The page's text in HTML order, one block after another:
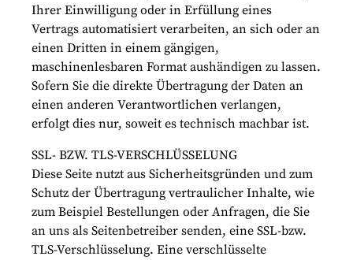
Ihrer Einwilligung oder in Erfüllung eines
Vertrags automatisiert verarbeiten, an sich oder an
einen Dritten in einem gängigen,
maschinenlesbaren Format aushändigen zu lassen.
Sofern Sie die direkte Übertragung der Daten an
einen anderen Verantwortlichen verlangen,
erfolgt dies nur, soweit es technisch machbar ist.
SSL- BZW. TLS-VERSCHLÜSSELUNG
Diese Seite nutzt aus Sicherheitsgründen und zum
Schutz der Übertragung vertraulicher Inhalte, wie
zum Beispiel Bestellungen oder Anfragen, die Sie
an uns als Seitenbetreiber senden, eine SSL-bzw.
TLS-Verschlüsselung. Eine verschlüsselte